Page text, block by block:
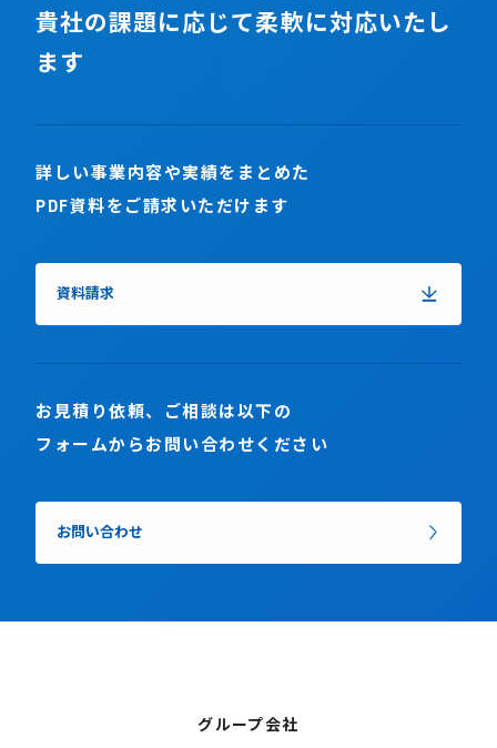
貴社の課題に応じて柔軟に対応いたし
ます
詳しい事業内容や実績をまとめた
PDF資料をご請求いただけます
資料請求
お見積り依頼、ご相談は以下の
フォームからお問い合わせください
お問い合わせ
グループ会社